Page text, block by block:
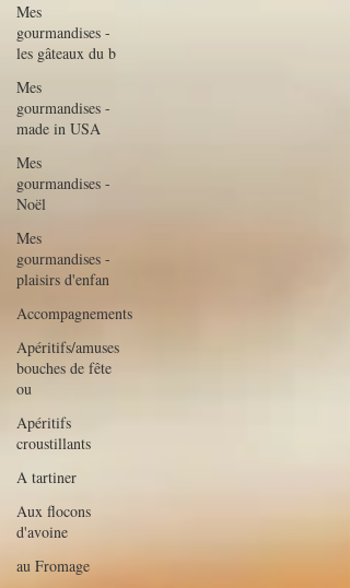
Mes
gourmandises -
les gâteaux du b
Mes
gourmandises -
made in USA
Mes
gourmandises -
Noël
Mes
gourmandises -
plaisirs d'enfan
Accompagnements
Apéritifs/amuses
bouches de fête
ou
Apéritifs
croustillants
A tartiner
Aux flocons
d'avoine
au Fromage